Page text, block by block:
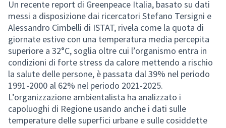
Un recente report di Greenpeace Italia, basato su dati
messi a disposizione dai ricercatori Stefano Tersigni e
Alessandro Cimbelli di ISTAT, rivela come la quota di
giornate estive con una temperatura media percepita
superiore a 32°C, soglia oltre cui l’organismo entra in
condizioni di forte stress da calore mettendo a rischio
la salute delle persone, è passata dal 39% nel periodo
1991-2000 al 62% nel periodo 2021-2025.
L’organizzazione ambientalista ha analizzato i
capoluoghi di Regione usando anche i dati sulle
temperature delle superfici urbane e sulle cosiddette